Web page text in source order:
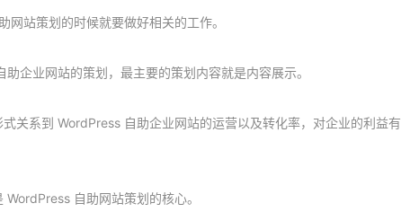
网站策划的时候就要做好相关的工作。
业网站的策划，最主要的策划内容就是内容展示。
关系到 WordPress 自助企业网站的运营以及转化率，对企业的利益有
WordPress 自助网站策划的核心。